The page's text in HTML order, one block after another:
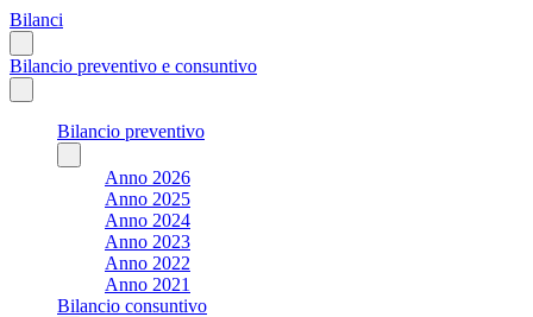
Bilanci
Bilancio preventivo e consuntivo
Bilancio preventivo
Anno 2026
Anno 2025
Anno 2024
Anno 2023
Anno 2022
Anno 2021
Bilancio consuntivo